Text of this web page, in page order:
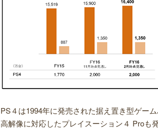
PS４は1994年に発売された据え置き型ゲー
高解像に対応したプレイスーション４ Proも